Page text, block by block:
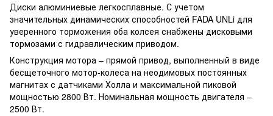
Диски алюминиевые легкосплавные. С учетом
значительных динамических способностей FADA UNLi для
уверенного торможения оба колсея снабжены дисковыми
тормозами с гидравлическим приводом.
Конструкция мотора – прямой привод, выполненный в виде
бесщеточного мотор-колеса на неодимовых постоянных
магнитах с датчиками Холла и максимальной пиковой
мощностью 2800 Вт. Номинальная мощность двигателя –
2500 Вт.